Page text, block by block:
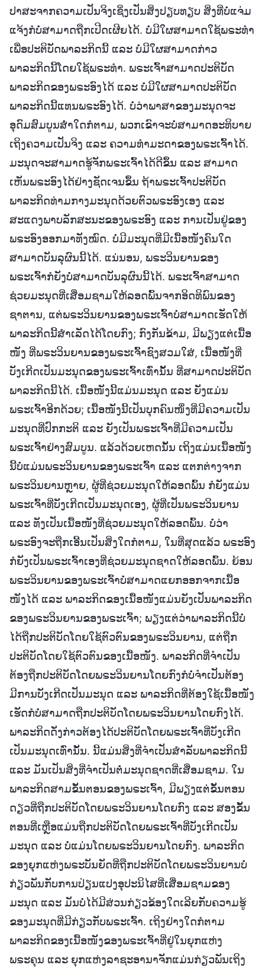
ປາສະຈາກຄວາມເປັນຈິງເຊິ່ງເປັນສິ່ງປຽບທຽບ ສິ່ງທີ່ບໍ່ແຈ່ມ
ແຈ້ງກໍບໍ່ສາມາດຖືກເປີດເຜີຍໄດ້. ບໍ່ມີໃຜສາມາດໃຊ້ພຣະທຳ
ເພື່ອປະຕິບັດພາລະກິດນີ້ ແລະ ບໍ່ມີໃຜສາມາດກ່າວ
ພາລະກິດນີ້ໂດຍໃຊ້ພຣະທຳ. ພຣະເຈົ້າສາມາດປະຕິບັດ
ພາລະກິດຂອງພຣະອົງໄດ້ ແລະ ບໍ່ມີໃຜສາມາດປະຕິບັດ
ພາລະກິດນີ້ແທນພຣະອົງໄດ້. ບໍ່ວ່າພາສາຂອງມະນຸດຈະ
ອຸດົມສົມບູນສໍ່າໃດກໍຕາມ, ພວກເຂົາຈະບໍ່ສາມາດອະທິບາຍ
ເຖິງຄວາມເປັນຈິງ ແລະ ຄວາມທຳມະດາຂອງພຣະເຈົ້າໄດ້.
ມະນຸດຈະສາມາດຮູ້ຈັກພຣະເຈົ້າໄດ້ດີຂຶ້ນ ແລະ ສາມາດ
ເຫັນພຣະອົງໄດ້ຢ່າງຊັດເຈນຂຶ້ນ ຖ້າພຣະເຈົ້າປະຕິບັດ
ພາລະກິດທ່າມກາງມະນຸດດ້ວຍຕົວພຣະອົງເອງ ແລະ
ສະແດງພາບລັກສະນະຂອງພຣະອົງ ແລະ ການເປັນຢູ່ຂອງ
ພຣະອົງອອກມາທັງໝົດ. ບໍ່ມີມະນຸດທີ່ມີເນື້ອໜັງຄົນໃດ
ສາມາດບັນລຸຜົນນີ້ໄດ້. ແນ່ນອນ, ພຣະວິນຍານຂອງ
ພຣະເຈົ້າກໍຍັງບໍ່ສາມາດບັນລຸຜົນນີ້ໄດ້. ພຣະເຈົ້າສາມາດ
ຊ່ວຍມະນຸດທີ່ເສື່ອມຊາມໃຫ້ລອດພົ້ນຈາກອິດທິພົນຂອງ
ຊາຕານ, ແຕ່ພຣະວິນຍານຂອງພຣະເຈົ້າບໍ່ສາມາດເຮັດໃຫ້
ພາລະກິດນີ້ສຳເລັດໄດ້ໂດຍກົງ; ກົງກັນຂ້າມ, ມີພຽງແຕ່ເນື້ອ
ໜັງ ທີ່ພຣະວິນຍານຂອງພຣະເຈົ້າຊົງສວມໃສ່, ເນື້ອໜັງທີ່
ບັງເກີດເປັນມະນຸດຂອງພຣະເຈົ້າເທົ່ານັ້ນ ທີ່ສາມາດປະຕິບັດ
ພາລະກິດນີ້ໄດ້. ເນື້ອໜັງນີ້ແມ່ນມະນຸດ ແລະ ຍັງແມ່ນ
ພຣະເຈົ້າອີກດ້ວຍ; ເນື້ອໜັງນີ້ເປັນບຸກຄົນໜຶ່ງທີ່ມີຄວາມເປັນ
ມະນຸດທີ່ປົກກະຕິ ແລະ ຍັງເປັນພຣະເຈົ້າທີ່ມີຄວາມເປັນ
ພຣະເຈົ້າຢ່າງສົມບູນ. ແລ້ວດ້ວຍເຫດນັ້ນ ເຖິງແມ່ນເນື້ອໜັງ
ນີ້ບໍ່ແມ່ນພຣະວິນຍານຂອງພຣະເຈົ້າ ແລະ ແຕກຕ່າງຈາກ
ພຣະວິນຍານຫຼາຍ, ຜູ້ທີ່ຊ່ວຍມະນຸດໃຫ້ລອດພົ້ນ ກໍຍັງແມ່ນ
ພຣະເຈົ້າທີ່ບັງເກີດເປັນມະນຸດເອງ, ຜູ້ທີ່ເປັນພຣະວິນຍານ
ແລະ ທັງເປັນເນື້ອໜັງທີ່ຊ່ວຍມະນຸດໃຫ້ລອດພົ້ນ. ບໍ່ວ່າ
ພຣະອົງຈະຖືກເອີ້ນເປັນສິ່ງໃດກໍຕາມ, ໃນທີ່ສຸດແລ້ວ ພຣະອົງ
ກໍຍັງເປັນພຣະເຈົ້າເອງທີ່ຊ່ວຍມະນຸດຊາດໃຫ້ລອດພົ້ນ. ຍ້ອນ
ພຣະວິນຍານຂອງພຣະເຈົ້າບໍ່ສາມາດແຍກອອກຈາກເນື້ອ
ໜັງໄດ້ ແລະ ພາລະກິດຂອງເນື້ອໜັງແມ່ນຍັງເປັນພາລະກິດ
ຂອງພຣະວິນຍານຂອງພຣະເຈົ້າ; ພຽງແຕ່ວ່າພາລະກິດນີ້ບໍ່
ໄດ້ຖືກປະຕິບັດໂດຍໃຊ້ຕົວຕົນຂອງພຣະວິນຍານ, ແຕ່ຖືກ
ປະຕິບັດໂດຍໃຊ້ຕົວຕົນຂອງເນື້ອໜັງ. ພາລະກິດທີ່ຈຳເປັນ
ຕ້ອງຖືກປະຕິບັດໂດຍພຣະວິນຍານໂດຍກົງກໍບໍ່ຈຳເປັນຕ້ອງ
ມີການບັງເກີດເປັນມະນຸດ ແລະ ພາລະກິດທີ່ຕ້ອງໃຊ້ເນື້ອໜັງ
ເຮັດກໍບໍ່ສາມາດຖືກປະຕິບັດໂດຍພຣະວິນຍານໂດຍກົງໄດ້.
ພາລະກິດດັ່ງກ່າວຕ້ອງໄດ້ປະຕິບັດໂດຍພຣະເຈົ້າທີ່ບັງເກີດ
ເປັນມະນຸດເທົ່ານັ້ນ. ນີ້ແມ່ນສິ່ງທີ່ຈຳເປັນສຳລັບພາລະກິດນີ້
ແລະ ມັນເປັນສິ່ງທີ່ຈຳເປັນຕໍ່ມະນຸດຊາດທີ່ເສື່ອມຊາມ. ໃນ
ພາລະກິດສາມຂັ້ນຕອນຂອງພຣະເຈົ້າ, ມີພຽງແຕ່ຂັ້ນຕອນ
ດຽວທີ່ຖືກປະຕິບັດໂດຍພຣະວິນຍານໂດຍກົງ ແລະ ສອງຂັ້ນ
ຕອນທີ່ເຫຼືອແມ່ນຖືກປະຕິບັດໂດຍພຣະເຈົ້າທີ່ບັງເກີດເປັນ
ມະນຸດ ແລະ ບໍ່ແມ່ນໂດຍພຣະວິນຍານໂດຍກົງ. ພາລະກິດ
ຂອງຍຸກແຫ່ງພຣະບັນຍັດທີ່ຖືກປະຕິບັດໂດຍພຣະວິນຍານບໍ່
ກ່ຽວພັນກັບການປ່ຽນແປງອຸປະນິໄສທີ່ເສື່ອມຊາມຂອງ
ມະນຸດ ແລະ ມັນບໍ່ໄດ້ມີສ່ວນກ່ຽວຂ້ອງໃດເລີຍກັບຄວາມຮູ້
ຂອງມະນຸດທີ່ມີກ່ຽວກັບພຣະເຈົ້າ. ເຖິງຢ່າງໃດກໍຕາມ
ພາລະກິດຂອງເນື້ອໜັງຂອງພຣະເຈົ້າທີ່ຢູ່ໃນຍຸກແຫ່ງ
ພຣະຄຸນ ແລະ ຍຸກແຫ່ງລາຊະອານາຈັກແມ່ນກ່ຽວພັນເຖິງ